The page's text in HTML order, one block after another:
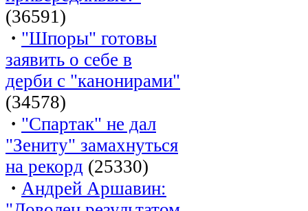
(36591)
· "Шпоры" готовы
заявить о себе в
дерби с "канонирами"
(34578)
· "Спартак" не дал
"Зениту" замахнуться
на рекорд (25330)
· Андрей Аршавин: